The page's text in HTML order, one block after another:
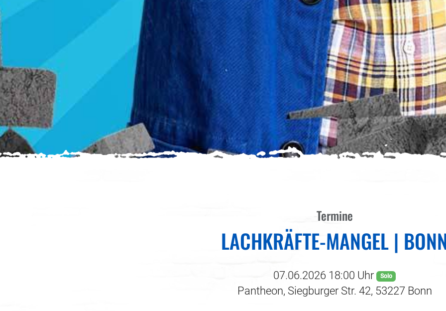
Termine
LACHKRÄFTE-MANGEL |
07.06.2026 18:00 Uhr Solo
Pantheon, Siegburger Str. 42, 53227 Bonn